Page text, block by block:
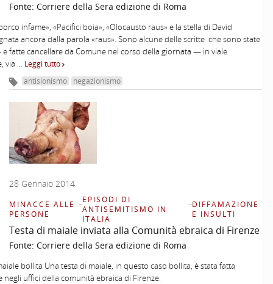
Fonte: Corriere della Sera edizione di Roma
infame», «Pacifici boia», «Olocausto raus» e la stella di David
ancora dalla parola «raus». Sono alcune delle scritte che sono state
fatte cancellare da Comune nel corso della giornata — in viale
via … Leggi tutto
antisionismo negazionismo
28 Gennaio 2014
MINACCE ALLE
PERSONE
–EPISODI DI
ANTISEMITISMO IN
ITALIA
–DIFFAMAZIONE
E INSULTI
Testa di maiale inviata alla Comunità ebraica di Firenze
Fonte: Corriere della Sera edizione di Roma
bollita Una testa di maiale, in questo caso bollita, è stata fatta
negli uffici della comunità ebraica di Firenze.